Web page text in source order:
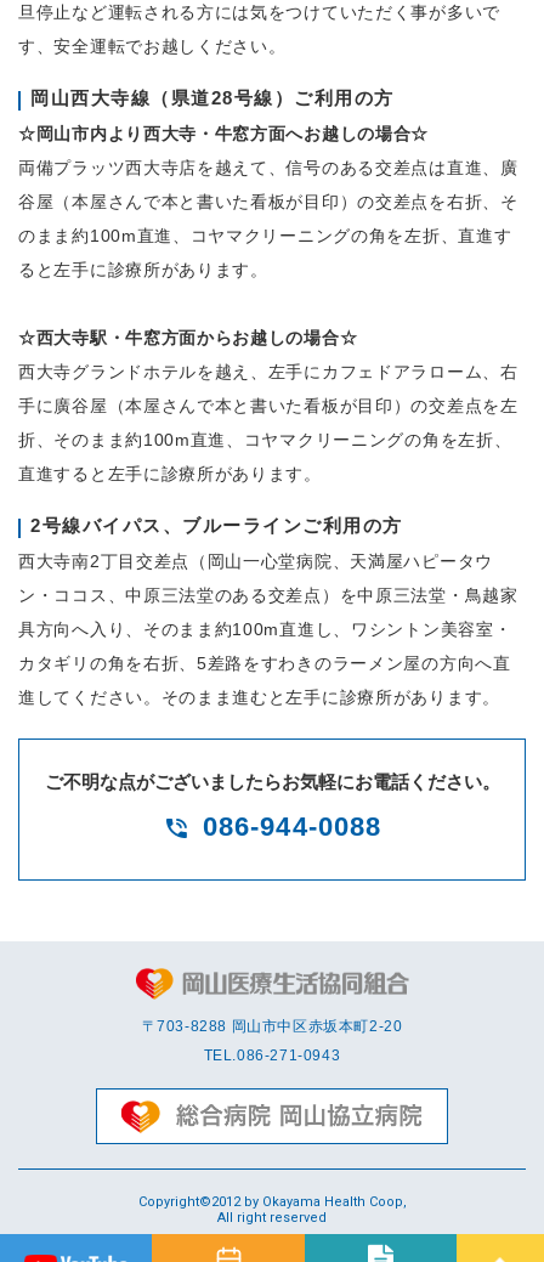
旦停止など運転される方には気をつけていただく事が多いで
す、安全運転でお越しください。
岡山西大寺線（県道28号線）ご利用の方
☆岡山市内より西大寺・牛窓方面へお越しの場合☆
両備プラッツ西大寺店を越えて、信号のある交差点は直進、廣
谷屋（本屋さんで本と書いた看板が目印）の交差点を右折、そ
のまま約100m直進、コヤマクリーニングの角を左折、直進す
ると左手に診療所があります。
☆西大寺駅・牛窓方面からお越しの場合☆
西大寺グランドホテルを越え、左手にカフェドアラローム、右
手に廣谷屋（本屋さんで本と書いた看板が目印）の交差点を左
折、そのまま約100m直進、コヤマクリーニングの角を左折、
直進すると左手に診療所があります。
2号線バイパス、ブルーラインご利用の方
西大寺南2丁目交差点（岡山一心堂病院、天満屋ハピータウ
ン・ココス、中原三法堂のある交差点）を中原三法堂・鳥越家
具方向へ入り、そのまま約100m直進し、ワシントン美容室・
カタギリの角を右折、5差路をすわきのラーメン屋の方向へ直
進してください。そのまま進むと左手に診療所があります。
ご不明な点がございましたらお気軽にお電話ください。
086-944-0088
〒703-8288 岡⼭市中区赤坂本町2-20
TEL.086-271-0943
Copyright©2012 by Okayama Health Coop,
All right reserved